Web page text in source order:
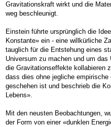
Gravitationskraft wirkt und die
weg beschleunigt.
Einstein führte ursprünglich die
Konstante» ein - eine willkürliche
tauglich für die Entstehung eines
Universum zu machen und um
die Gravitationseffekte kollabieren
dass dies ohne jegliche
geschehen ist und beschrieb die
Lebens».
Mit den neusten Beobachtungen,
der Form von einer «dunklen